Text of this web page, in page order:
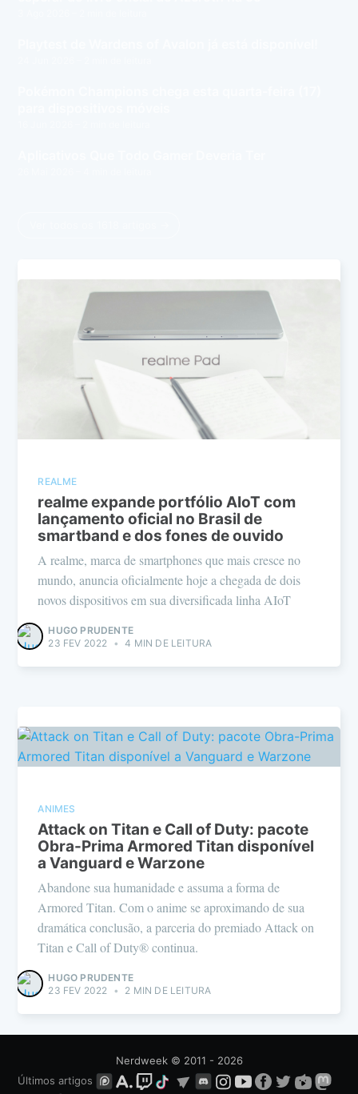
REALME
realme expande portfólio AIoT com
lançamento oficial no Brasil de
smartband e dos fones de ouvido
A realme, marca de smartphones que mais cresce no
mundo, anuncia oficialmente hoje a chegada de dois
novos dispositivos em sua diversificada linha AIoT
HUGO PRUDENTE
23 FEV 2022 • 4 MIN DE LEITURA
ANIMES
Attack on Titan e Call of Duty: pacote
Obra-Prima Armored Titan disponível
a Vanguard e Warzone
Abandone sua humanidade e assuma a forma de
Armored Titan. Com o anime se aproximando de sua
dramática conclusão, a parceria do premiado Attack on
Titan e Call of Duty® continua.
HUGO PRUDENTE
23 FEV 2022 • 2 MIN DE LEITURA
Nerdweek© 2011 - 2026
Últimos artigos